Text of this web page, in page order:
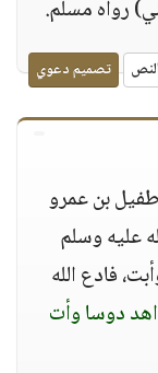
رواه مسلم.
تصميم دعوي
بن عمرو
عليه وسلم
فادع الله
اهد دوسا وأت